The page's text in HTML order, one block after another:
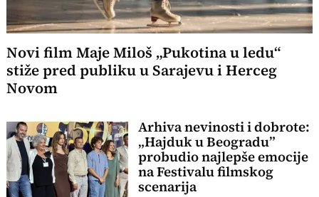
Novi film Maje Miloš „Pukotina u ledu“
stiže pred publiku u Sarajevu i Herceg
Novom
Arhiva nevinosti i dobrote:
„Hajduk u Beogradu”
probudio najlepše emocije
na Festivalu filmskog
scenarija